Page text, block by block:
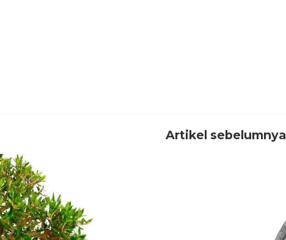
Artikel sebelumnya